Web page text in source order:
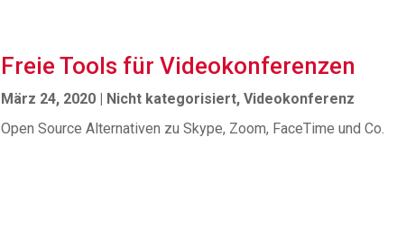
Freie Tools für Videokonferenzen
März 24, 2020 | Nicht kategorisiert,Videokonferenz
Open Source Alternativen zu Skype, Zoom, FaceTime und Co.